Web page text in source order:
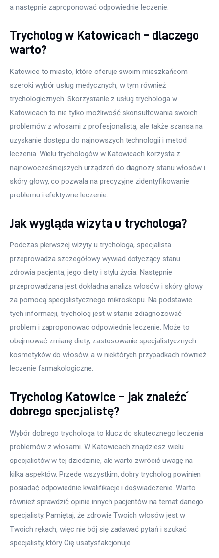
a następnie zaproponować odpowiednie leczenie.
Trycholog w Katowicach – dlaczego
warto?
Katowice to miasto, które oferuje swoim mieszkańcom
szeroki wybór usług medycznych, w tym również
trychologicznych. Skorzystanie z usług trychologa w
Katowicach to nie tylko możliwość skonsultowania swoich
problemów z włosami z profesjonalistą, ale także szansa na
uzyskanie dostępu do najnowszych technologii i metod
leczenia. Wielu trychologów w Katowicach korzysta z
najnowocześniejszych urządzeń do diagnozy stanu włosów i
skóry głowy, co pozwala na precyzyjne zidentyfikowanie
problemu i efektywne leczenie.
Jak wygląda wizyta u trychologa?
Podczas pierwszej wizyty u trychologa, specjalista
przeprowadza szczegółowy wywiad dotyczący stanu
zdrowia pacjenta, jego diety i stylu życia. Następnie
przeprowadzana jest dokładna analiza włosów i skóry głowy
za pomocą specjalistycznego mikroskopu. Na podstawie
tych informacji, trycholog jest w stanie zdiagnozować
problem i zaproponować odpowiednie leczenie. Może to
obejmować zmianę diety, zastosowanie specjalistycznych
kosmetyków do włosów, a w niektórych przypadkach również
leczenie farmakologiczne.
Trycholog Katowice – jak znaleźć
dobrego specjalistę?
Wybór dobrego trychologa to klucz do skutecznego leczenia
problemów z włosami. W Katowicach znajdziesz wielu
specjalistów w tej dziedzinie, ale warto zwrócić uwagę na
kilka aspektów. Przede wszystkim, dobry trycholog powinien
posiadać odpowiednie kwalifikacje i doświadczenie. Warto
również sprawdzić opinie innych pacjentów na temat danego
specjalisty. Pamiętaj, że zdrowie Twoich włosów jest w
Twoich rękach, więc nie bój się zadawać pytań i szukać
specjalisty, który Cię usatysfakcjonuje.